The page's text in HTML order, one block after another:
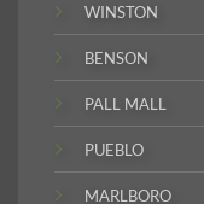
WINSTON
BENSON
PALL MALL
PUEBLO
MARLBORO